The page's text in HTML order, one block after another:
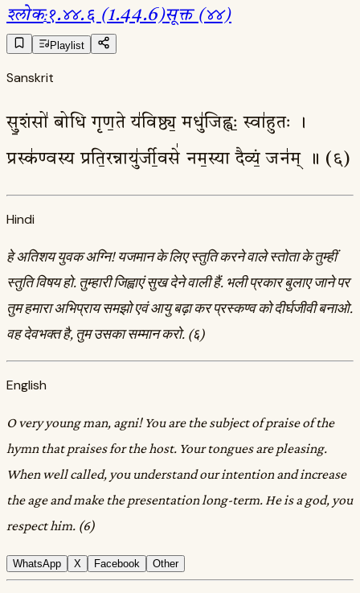
श्लोक:१.४४.६ (1.44.6)सूक्त (४४)
Playlist
Sanskrit
सु॒शंसो॑ बोधि गृण॒ते य॑विष्ठ्य॒ मधु॑जिह्वः॒ स्वा॑हुतः ।
प्रस्क॑ण्वस्य प्रति॒रन्नायु॑र्जी॒वसे॑ नम॒स्या दैव्यं॒ जन॑म् ॥ (६)
Hindi
हे अतिशय युवक अग्नि! यजमान के लिए स्तुति करने वाले स्तोता के तुम्हीं
स्तुति विषय हो. तुम्हारी जिह्वाएं सुख देने वाली हैं. भली प्रकार बुलाए जाने पर
तुम हमारा अभिप्राय समझो एवं आयु बढ़ा कर प्रस्कण्व को दीर्घजीवी बनाओ.
वह देवभक्त है, तुम उसका सम्मान करो. (६)
English
O very young man, agni! You are the subject of praise of the
hymn that praises for the host. Your tongues are pleasing.
When well called, you understand our intention and increase
the age and make the presentation long-term. He is a god, you
respect him. (6)
WhatsApp X Facebook Other